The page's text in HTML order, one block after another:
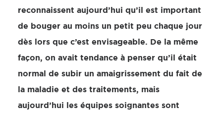
reconnaissent aujourd’hui qu’il est important
de bouger au moins un petit peu chaque jour
dès lors que c’est envisageable. De la même
façon, on avait tendance à penser qu’il était
normal de subir un amaigrissement du fait de
la maladie et des traitements, mais
aujourd’hui les équipes soignantes sont